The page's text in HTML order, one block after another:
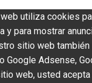
utiliza cookies
y para mostrar
sitio web
Google Adsense,
web, usted